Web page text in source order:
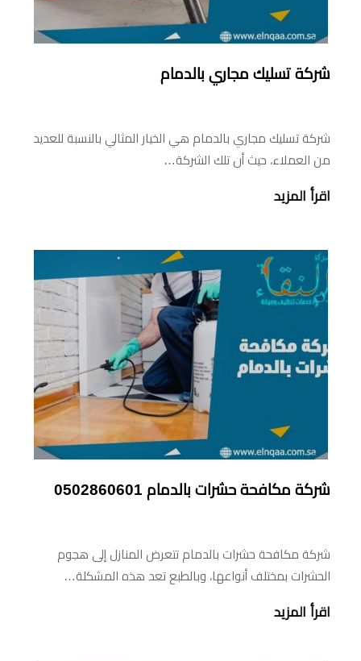
شركة تسليك مجاري بالدمام
شركة تسليك مجاري بالدمام هي الخيار المثالي بالنسبة للعديد
من العملاء، حيث أن تلك الشركة…
اقرأ المزيد
شركة مكافحة حشرات بالدمام 0502860601
شركة مكافحة حشرات بالدمام تتعرض المنازل إلى هجوم
الحشرات بمختلف أنواعها، وبالطبع تعد هذه المشكلة…
اقرأ المزيد